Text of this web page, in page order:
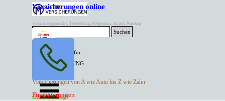
Direkt zum Seiteninhalt
Versicherungen online
Versicherungsmakler, Trendelburg, Hofgeismar, Kassel, Warburg
BESTER PREIS für
SPITZEN LEISTUNG
ANGEBOTE
Versicherungen von A wie Auto bis Z wie Zahn
Kontakt Tel. 05671/7799991
Suchen
Versicherungen
Finanzierungen
Rentenversicherung
Menü überspringen